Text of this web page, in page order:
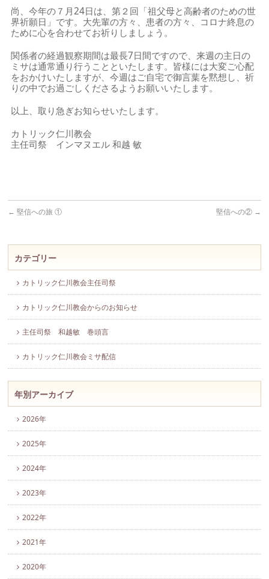
尚、今年の７月24日は、第２回「祖父母と高齢者のための世
界祈願日」です。大先輩の方々、患者の方々、コロナ終息の
ために心を合わせてお祈りしましょう。
関係者の経過観察期間は最長7日間ですので、来週の主日の
ミサは通常通り行うことといたします。皆様には大変ご心配
をおかけいたしますが、今週はご自宅で御言葉を黙想し、祈
りの中でお過ごしくださるようお願いいたします。
以上、取り急ぎお知らせいたします。
カトリック仁川教会
主任司祭 インマヌエル 和越 敏
← 堅信への旅 ① 堅信への② →
カテゴリー
カトリック仁川教会主任司祭
カトリック仁川教会からのお知らせ
主任司祭 和越敏 巻頭言
カトリック仁川教会ミサ配信
年別アーカイブ
2026年
2025年
2024年
2023年
2022年
2021年
2020年